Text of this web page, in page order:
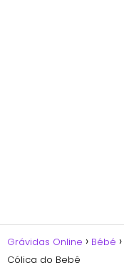
Grávidas Online Bébé
Cólica do Bebê